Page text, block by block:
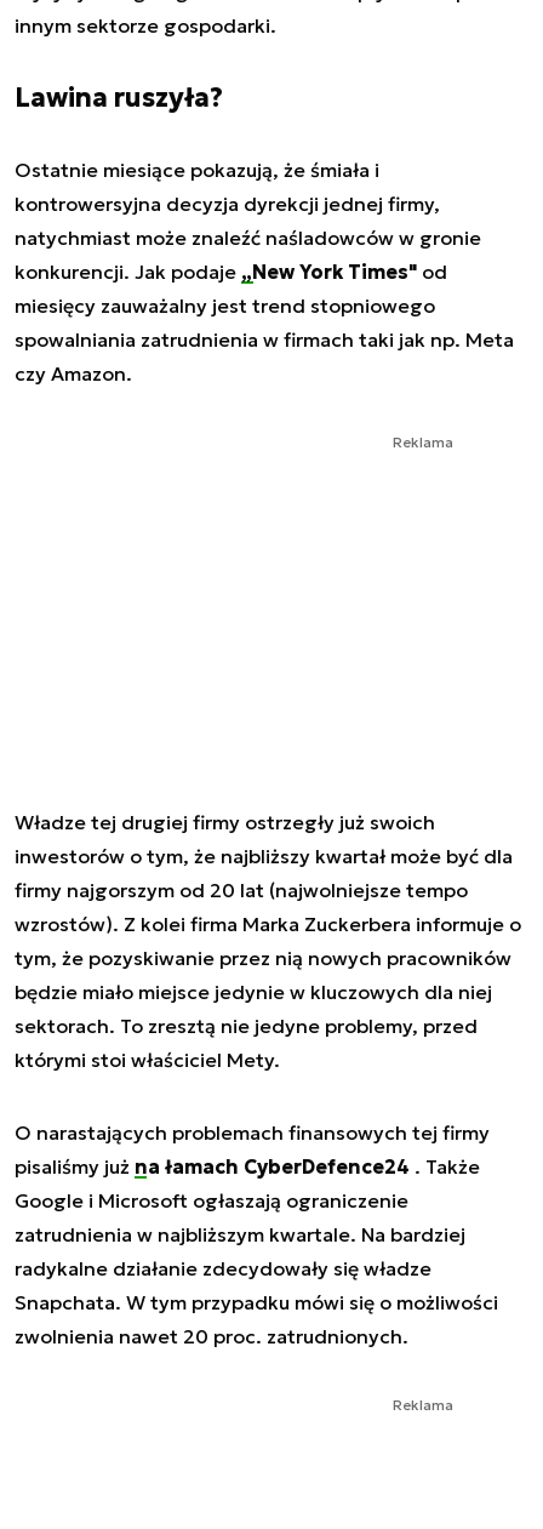
innym sektorze gospodarki.
Lawina ruszyła?
Ostatnie miesiące pokazują, że śmiała i
kontrowersyjna decyzja dyrekcji jednej firmy,
natychmiast może znaleźć naśladowców w gronie
konkurencji. Jak podaje „New York Times" od
miesięcy zauważalny jest trend stopniowego
spowalniania zatrudnienia w firmach taki jak np. Meta
czy Amazon.
Reklama
Władze tej drugiej firmy ostrzegły już swoich
inwestorów o tym, że najbliższy kwartał może być dla
firmy najgorszym od 20 lat (najwolniejsze tempo
wzrostów). Z kolei firma Marka Zuckerbera informuje o
tym, że pozyskiwanie przez nią nowych pracowników
będzie miało miejsce jedynie w kluczowych dla niej
sektorach. To zresztą nie jedyne problemy, przed
którymi stoi właściciel Mety.
O narastających problemach finansowych tej firmy
pisaliśmy już na łamach CyberDefence24 . Także
Google i Microsoft ogłaszają ograniczenie
zatrudnienia w najbliższym kwartale. Na bardziej
radykalne działanie zdecydowały się władze
Snapchata. W tym przypadku mówi się o możliwości
zwolnienia nawet 20 proc. zatrudnionych.
Reklama